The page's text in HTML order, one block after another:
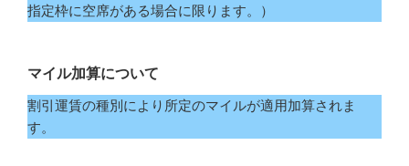
指定枠に空席がある場合に限ります。）
マイル加算について
割引運賃の種別により所定のマイルが適用加算されま
す。